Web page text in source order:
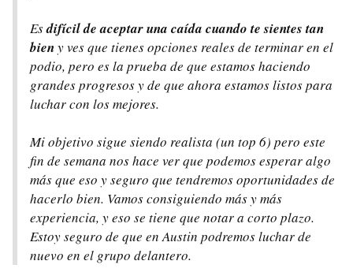
Esdifícil de aceptar una caída cuando te sientes tan
bieny ves que tienes opciones reales de terminar en el
podio, pero es la prueba de que estamos haciendo
grandes progresos y de que ahora estamos listos para
luchar con los mejores.
Mi objetivo sigue siendo realista (un top 6) pero este
fin de semana nos hace ver que podemos esperar algo
más que eso y seguro que tendremos oportunidades de
hacerlo bien. Vamos consiguiendo más y más
experiencia, y eso se tiene que notar a corto plazo.
Estoy seguro de que en Austin podremos luchar de
nuevo en el grupo delantero.